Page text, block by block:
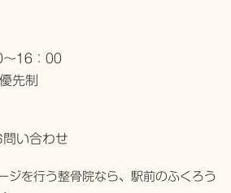
～16：00
先制
い合わせ
ジを行う整骨院なら、駅前のふくろう